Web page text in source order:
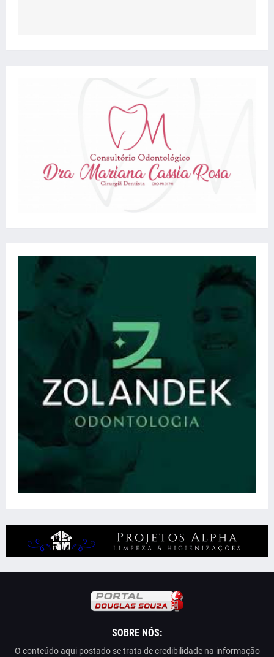
SOBRE NÓS:
O conteúdo aqui postado se trata de credibilidade na informação